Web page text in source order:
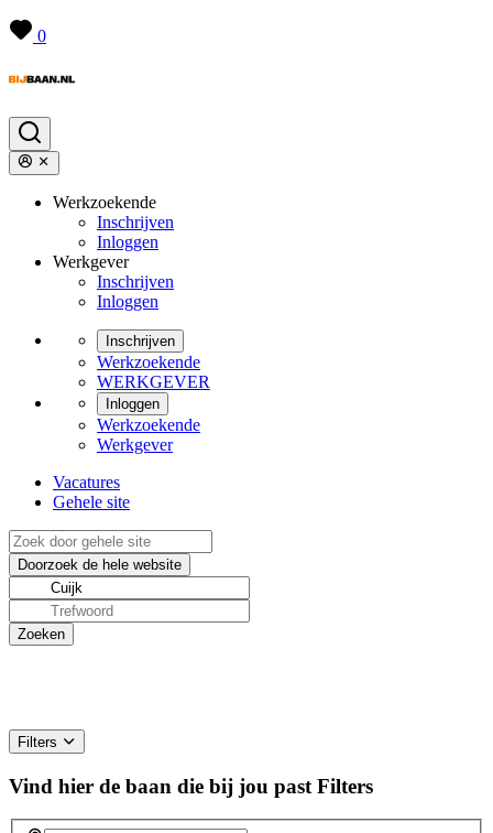
0
Werkzoekende
Inschrijven
Inloggen
Werkgever
Inschrijven
Inloggen
Inschrijven
Werkzoekende
WERKGEVER
Inloggen
Werkzoekende
Werkgever
Vacatures
Gehele site
Filters
Vind hier de baan die bij jou past Filters